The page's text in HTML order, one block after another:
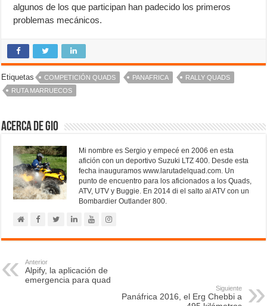
algunos de los que participan han padecido los primeros
problemas mecánicos.
Etiquetas COMPETICIÓN QUADS PANAFRICA
RALLY QUADS
RUTA MARRUECOS
Acerca de Gio
Mi nombre es Sergio y empecé en 2006 en esta
afición con un deportivo Suzuki LTZ 400. Desde esta
fecha inauguramos www.larutadelquad.com. Un
punto de encuentro para los aficionados a los Quads,
ATV, UTV y Buggie. En 2014 di el salto al ATV con un
Bombardier Outlander 800.
Anterior
Alpify, la aplicación de
emergencia para quad
Siguiente
Panáfrica 2016, el Erg Chebbi a